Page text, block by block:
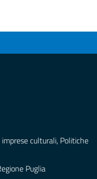
culturali, Politiche
Puglia